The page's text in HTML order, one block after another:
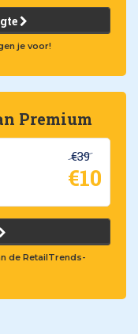
je voor!
Premium
€39
€10
de RetailTrends-